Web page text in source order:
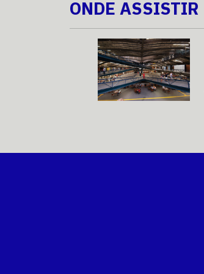
ONDE ASSISTIR